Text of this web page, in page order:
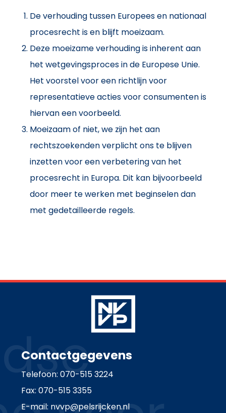
De verhouding tussen Europees en nationaal
procesrecht is en blijft moeizaam.
Deze moeizame verhouding is inherent aan
het wetgevingsproces in de Europese Unie.
Het voorstel voor een richtlijn voor
representatieve acties voor consumenten is
hiervan een voorbeeld.
Moeizaam of niet, we zijn het aan
rechtszoekenden verplicht ons te blijven
inzetten voor een verbetering van het
procesrecht in Europa. Dit kan bijvoorbeeld
door meer te werken met beginselen dan
met gedetailleerde regels.
Contactgegevens
Telefoon: 070-515 3224
Fax: 070-515 3355
E-mail: nvvp@pelsrijcken.nl